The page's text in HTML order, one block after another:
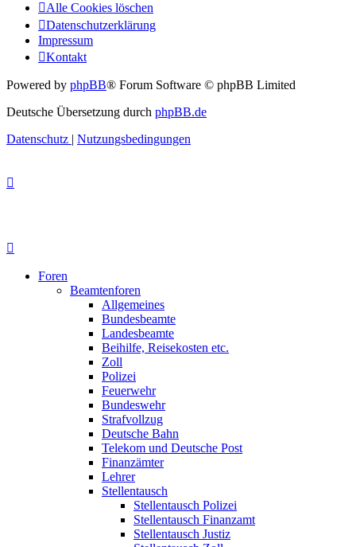
Alle Cookies löschen
Datenschutzerklärung
Impressum
Kontakt
Powered by phpBB® Forum Software © phpBB Limited
Deutsche Übersetzung durch phpBB.de
Datenschutz | Nutzungsbedingungen
Foren
Beamtenforen
Allgemeines
Bundesbeamte
Landesbeamte
Beihilfe, Reisekosten etc.
Zoll
Polizei
Feuerwehr
Bundeswehr
Strafvollzug
Deutsche Bahn
Telekom und Deutsche Post
Finanzämter
Lehrer
Stellentausch
Stellentausch Polizei
Stellentausch Finanzamt
Stellentausch Justiz